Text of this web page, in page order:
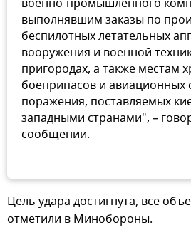
военно-промышленного
выполнявшим заказы по
беспилотных летательных
вооружения и военной
пригородах, а также местам
боеприпасов и авиационных
поражения, поставляемых
западными странами", –
сообщении.
Цель удара достигнута, все
отметили в Минобороны.